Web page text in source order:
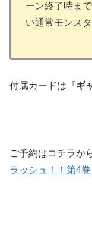
ーン終了時ま
い通常モンス
付属カードは『ギ
ご予約はコチラか
ラッシュ！！第4巻